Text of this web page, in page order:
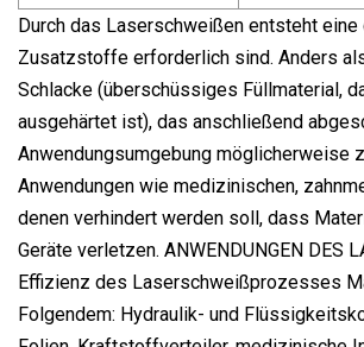
Durch das Laserschweißen entsteht
Zusatzstoffe erforderlich sind. Anders
Schlacke (überschüssiges Füllmaterial,
ausgehärtet ist), das anschließend
Anwendungsumgebung möglicherweise
Anwendungen wie medizinischen,
denen verhindert werden soll, dass
Geräte verletzen. ANWENDUNGEN DES
Effizienz des Laserschweißprozesses
Folgendem: Hydraulik- und